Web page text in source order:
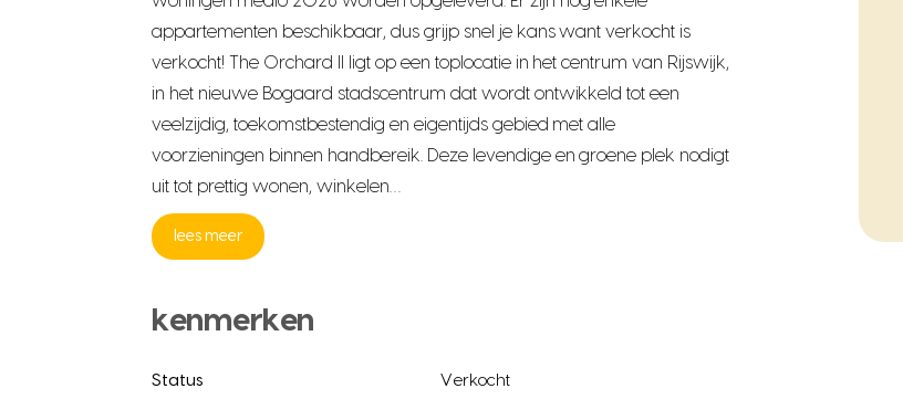
appartementen beschikbaar, dus grijp snel je kans want verkocht is
verkocht! The Orchard II ligt op een toplocatie in het centrum van Rijswijk,
in het nieuwe Bogaard stadscentrum dat wordt ontwikkeld tot een
veelzijdig, toekomstbestendig en eigentijds gebied met alle
voorzieningen binnen handbereik. Deze levendige en groene plek nodigt
uit tot prettig wonen, winkelen…
lees meer
kenmerken
Status Verkocht